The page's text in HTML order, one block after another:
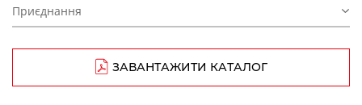
Приєднання
ЗАВАНТАЖИТИ КАТАЛОГ